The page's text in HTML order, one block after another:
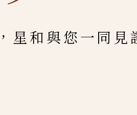
星和與您一同見